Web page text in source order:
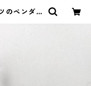
のペンダン